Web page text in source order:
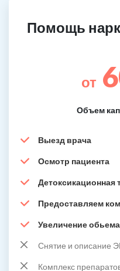
Помощь
от
Объем
Выезд врача
Осмотр пациента
Детоксикационная
Предоставляем
Увеличение
Снятие и описание
Комплекс